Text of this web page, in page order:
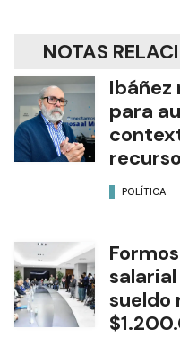
NOTAS
Ibáñez
para
POLÍTICA
salarial
sueldo